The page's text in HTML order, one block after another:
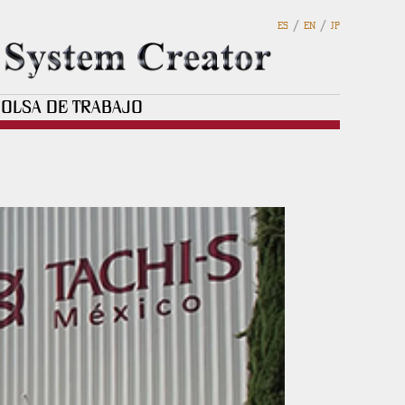
ES / EN / JP
DE TRABAJO